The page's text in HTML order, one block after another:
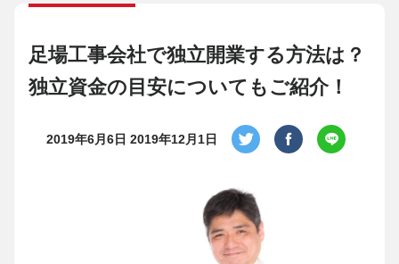
足場工事会社で独立開業する方法は？
独立資金の目安についてもご紹介！
2019年6月6日 2019年12月1日